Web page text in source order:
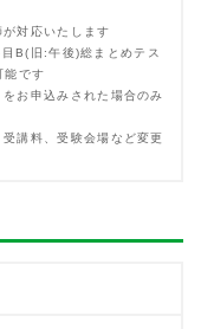
対応いたします
B(旧:午後)総まとめテス
能です
お申込みされた場合のみ
講料、受験会場など変更